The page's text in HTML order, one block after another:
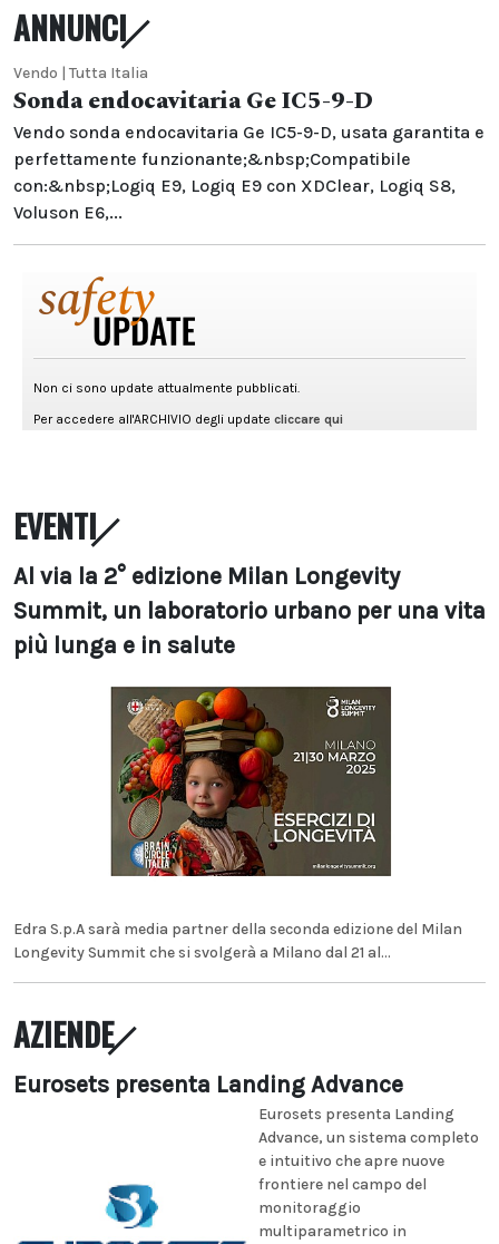
ANNUNCI
Vendo | Tutta Italia
Sonda endocavitaria Ge IC5-9-D
Vendo sonda endocavitaria Ge IC5-9-D, usata garantita e
perfettamente funzionante;&nbsp;Compatibile
con:&nbsp;Logiq E9, Logiq E9 con XDClear, Logiq S8,
Voluson E6,...
EVENTI
Al via la 2° edizione Milan Longevity
Summit, un laboratorio urbano per una vita
più lunga e in salute
Edra S.p.A sarà media partner della seconda edizione del Milan
Longevity Summit che si svolgerà a Milano dal 21 al...
AZIENDE
Eurosets presenta Landing Advance
Eurosets presenta Landing
Advance, un sistema completo
e intuitivo che apre nuove
frontiere nel campo del
monitoraggio
multiparametrico in